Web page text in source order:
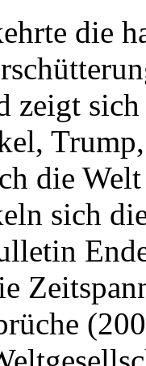
die
zeigt
die
sich